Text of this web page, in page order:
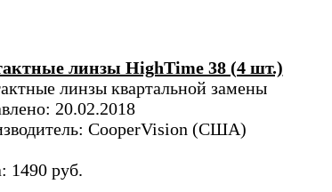
линзы HighTime 38 (4 шт.)
линзы квартальной замены
20.02.2018
CooperVision (США)
1490 руб.